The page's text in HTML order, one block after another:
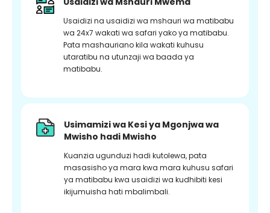
Usaidizi na usaidizi wa mshauri wa matibabu
wa 24x7 wakati wa safari yako ya matibabu.
Pata mashauriano kila wakati kuhusu
utaratibu na utunzaji wa baada ya
matibabu.
Usimamizi wa Kesi ya Mgonjwa wa
Mwisho hadi Mwisho
Kuanzia ugunduzi hadi kutolewa, pata
masasisho ya mara kwa mara kuhusu safari
ya matibabu kwa usaidizi wa kudhibiti kesi
ikijumuisha hati mbalimbali.